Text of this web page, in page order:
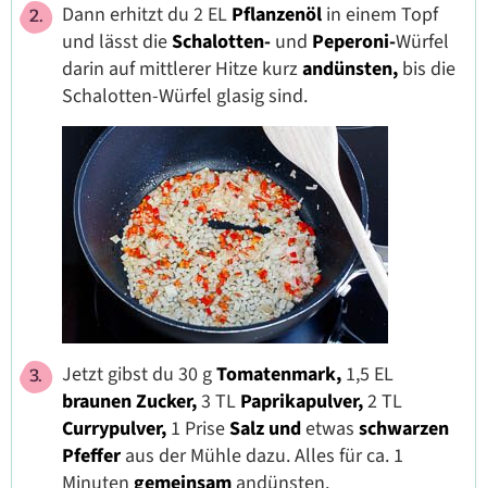
Dann erhitzt du 2 EL Pflanzenöl in einem Topf
und lässt dieSchalotten- und Peperoni-Würfel
darin auf mittlerer Hitze kurzandünsten, bis die
Schalotten-Würfel glasig sind.
Jetzt gibst du 30 gTomatenmark, 1,5 EL
braunen Zucker,3 TL Paprikapulver,2 TL
Currypulver, 1 PriseSalz undetwas schwarzen
Pfeffer aus der Mühle dazu. Alles für ca. 1